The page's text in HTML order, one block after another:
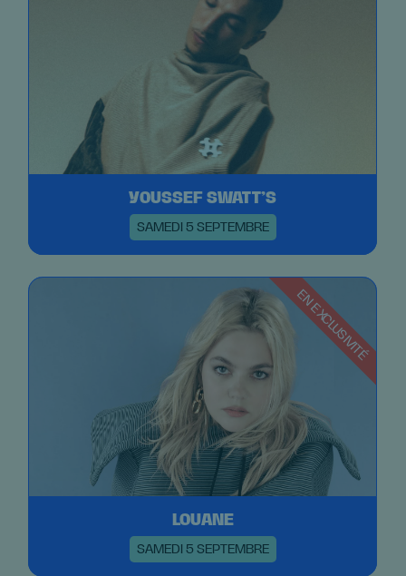
YOUSSEF SWATT’S
SAMEDI 5 SEPTEMBRE
EN EXCLUSIVITÉ
LOUANE
SAMEDI 5 SEPTEMBRE